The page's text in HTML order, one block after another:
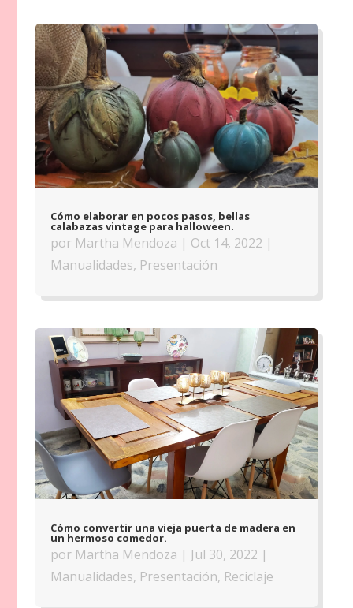
Cómo elaborar en pocos pasos, bellas
calabazas vintage para halloween.
por Martha Mendoza | Oct 14, 2022 |
Manualidades, Presentación
Cómo convertir una vieja puerta de madera en
un hermoso comedor.
por Martha Mendoza | Jul 30, 2022 |
Manualidades, Presentación, Reciclaje